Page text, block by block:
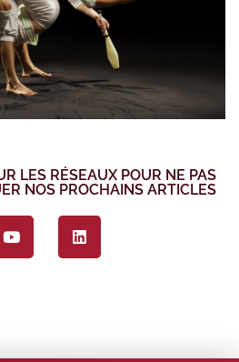
LES RÉSEAUX POUR NE PAS
NOS PROCHAINS ARTICLES